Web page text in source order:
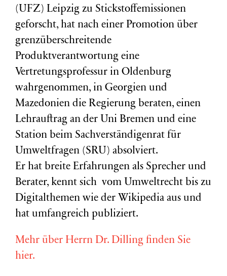
(UFZ) Leipzig zu Stickstoffemissionen
geforscht, hat nach einer Promotion über
grenzüberschreitende
Produktverantwortung eine
Vertretungsprofessur in Oldenburg
wahrgenommen, in Georgien und
Mazedonien die Regierung beraten, einen
Lehrauftrag an der Uni Bremen und eine
Station beim Sachverständigenrat für
Umweltfragen (SRU) absolviert.
Er hat breite Erfahrungen als Sprecher und
Berater, kennt sich vom Umweltrecht bis zu
Digitalthemen wie der Wikipedia aus und
hat umfangreich publiziert.
Mehr über Herrn Dr. Dilling finden Sie
hier.